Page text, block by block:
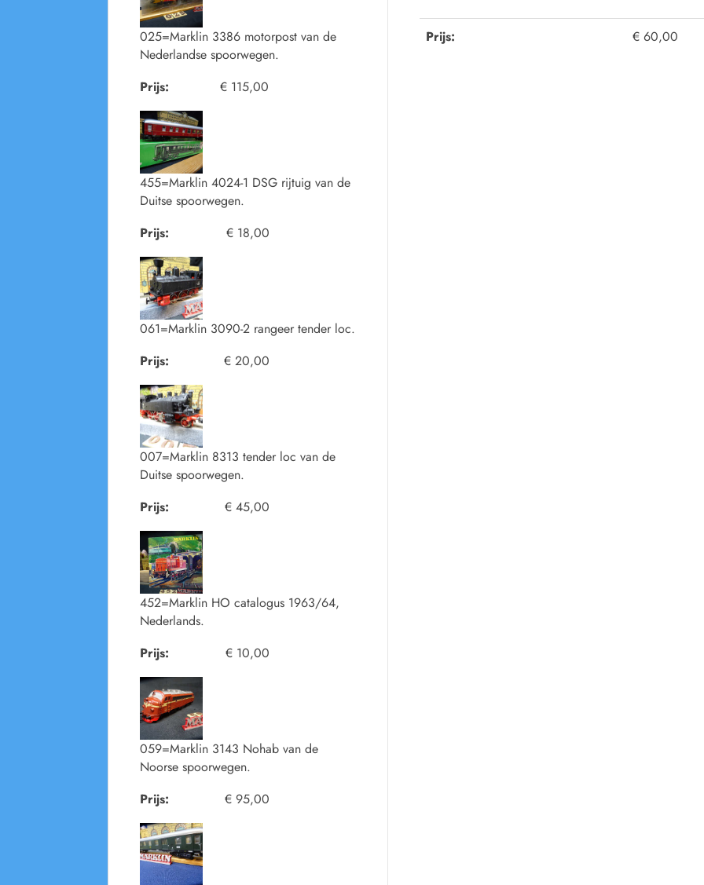
Prijs: € 60,00
025=Marklin 3386 motorpost van de
Nederlandse spoorwegen.
Prijs:
€ 115,00
455=Marklin 4024-1 DSG rijtuig van de
Duitse spoorwegen.
Prijs:
€ 18,00
061=Marklin 3090-2 rangeer tender loc.
Prijs:
€ 20,00
007=Marklin 8313 tender loc van de
Duitse spoorwegen.
Prijs:
€ 45,00
452=Marklin HO catalogus 1963/64,
Nederlands.
Prijs:
€ 10,00
059=Marklin 3143 Nohab van de
Noorse spoorwegen.
Prijs:
€ 95,00